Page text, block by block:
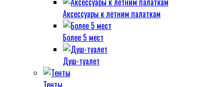
Аксессуары к летним палаткам
Более 5 мест
Душ-туалет
Тенты